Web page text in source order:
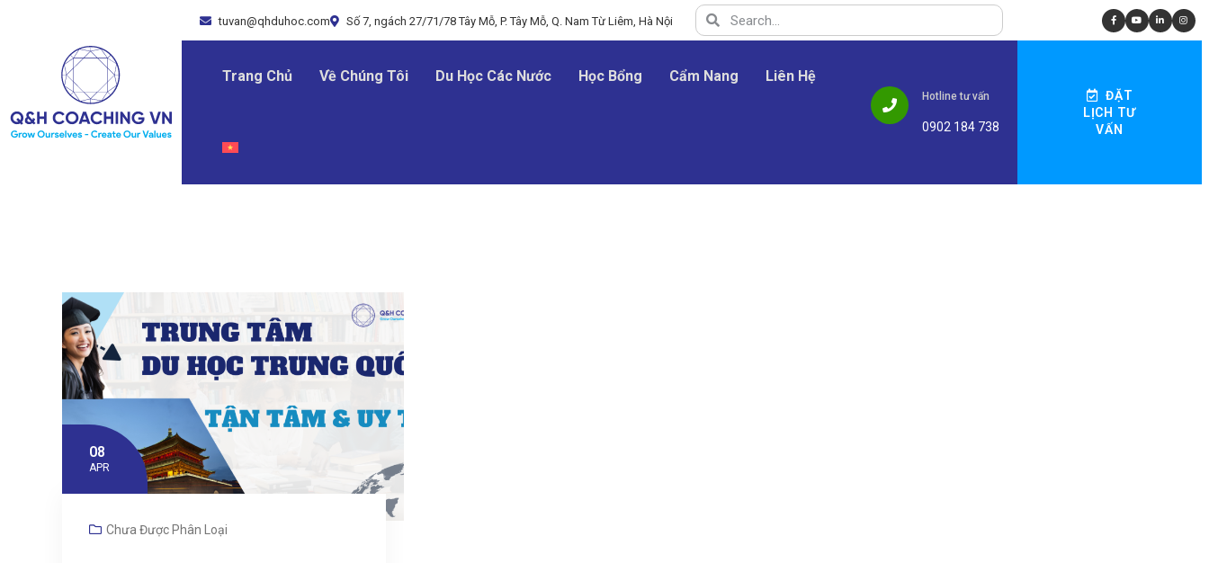
tuvan@qhduhoc.com Số 7, ngách 27/71/78 Tây Mỗ, P. Tây Mỗ, Q. Nam Từ Liêm, Hà Nội
Trang Chủ Về Chúng Tôi Du Học Các Nước Học Bổng Cẩm Nang Liên Hệ
Hotline tư vấn
0902 184 738
ĐẶT
LỊCH TƯ
VẤN
08
APR
Chưa Được Phân Loại